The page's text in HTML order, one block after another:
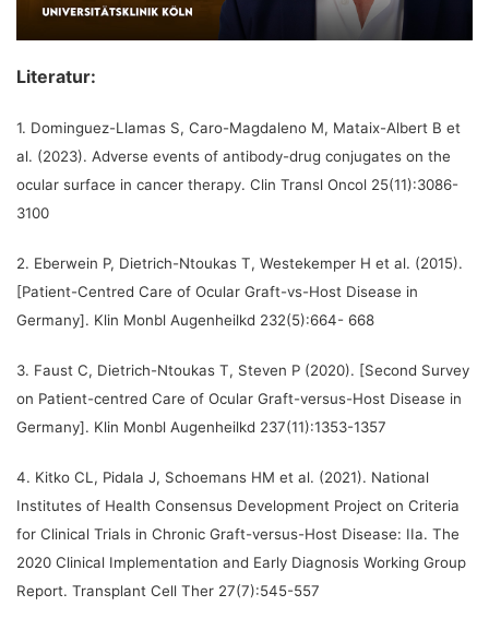
Literatur:
1. Dominguez-Llamas S, Caro-Magdaleno M, Mataix-Albert B et
al. (2023). Adverse events of antibody-drug conjugates on the
ocular surface in cancer therapy. Clin Transl Oncol 25(11):3086-
3100
2. Eberwein P, Dietrich-Ntoukas T, Westekemper H et al. (2015).
[Patient-Centred Care of Ocular Graft-vs-Host Disease in
Germany]. Klin Monbl Augenheilkd 232(5):664- 668
3. Faust C, Dietrich-Ntoukas T, Steven P (2020). [Second Survey
on Patient-centred Care of Ocular Graft-versus-Host Disease in
Germany]. Klin Monbl Augenheilkd 237(11):1353-1357
4. Kitko CL, Pidala J, Schoemans HM et al. (2021). National
Institutes of Health Consensus Development Project on Criteria
for Clinical Trials in Chronic Graft-versus-Host Disease: IIa. The
2020 Clinical Implementation and Early Diagnosis Working Group
Report. Transplant Cell Ther 27(7):545-557